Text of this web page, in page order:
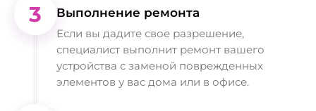
3 Выполнение ремонта
Если вы дадите свое разрешение,
специалист выполнит ремонт вашего
устройства с заменой поврежденных
элементов у вас дома или в офисе.